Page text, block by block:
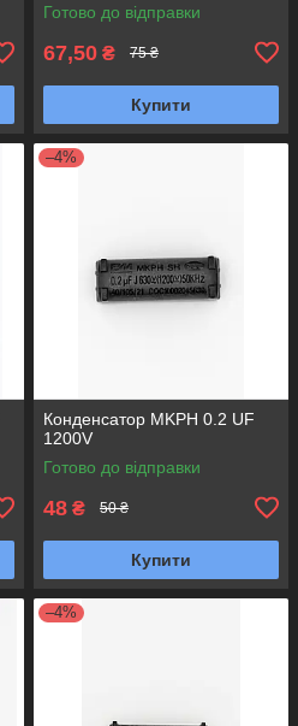
Готово до відправки
67,50 ₴ 75 ₴
Купити
–4%
Конденсатор MKPH 0.2 UF
1200V
Готово до відправки
48 ₴ 50 ₴
Купити
–4%